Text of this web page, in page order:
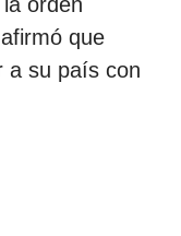
que
a su país con